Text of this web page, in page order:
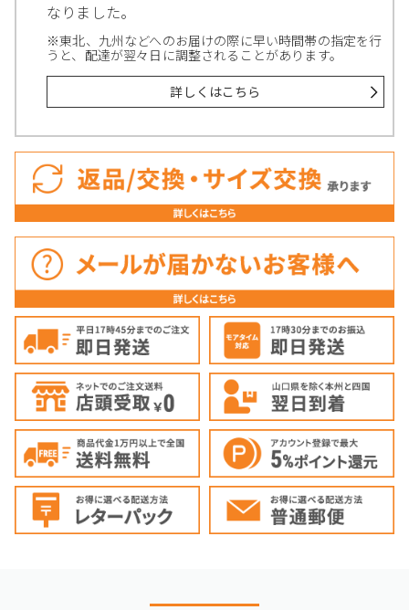
なりました。
※東北、九州などへのお届けの際に早い時間帯の指定を行
うと、配達が翌々日に調整されることがあります。
詳しくはこちら